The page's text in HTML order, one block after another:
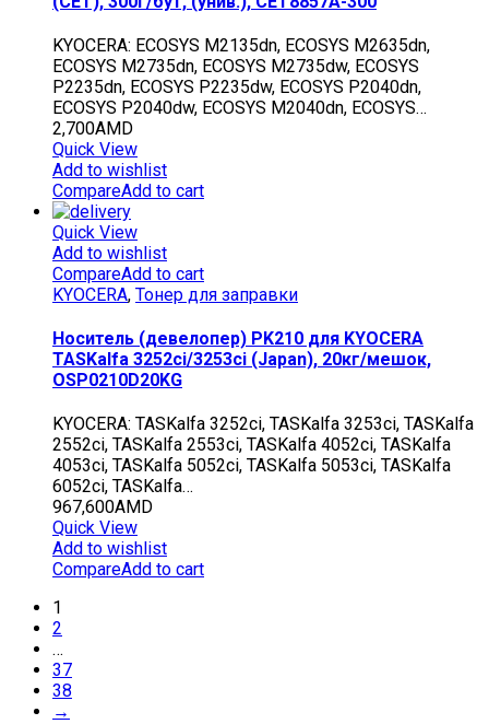
KYOCERA: ECOSYS M2135dn, ECOSYS M2635dn,
ECOSYS M2735dn, ECOSYS M2735dw, ECOSYS
P2235dn, ECOSYS P2235dw, ECOSYS P2040dn,
ECOSYS P2040dw, ECOSYS M2040dn, ECOSYS…
2,700AMD
Quick View
Add to wishlist
CompareAdd to cart
Quick View
Add to wishlist
CompareAdd to cart
KYOCERA, Тонер для заправки
Носитель (девелопер) PK210 для KYOCERA
TASKalfa 3252ci/3253ci (Japan), 20кг/мешок,
OSP0210D20KG
KYOCERA: TASKalfa 3252ci, TASKalfa 3253ci, TASKalfa
2552ci, TASKalfa 2553ci, TASKalfa 4052ci, TASKalfa
4053ci, TASKalfa 5052ci, TASKalfa 5053ci, TASKalfa
6052ci, TASKalfa…
967,600AMD
Quick View
Add to wishlist
CompareAdd to cart
1
2
…
37
38
→